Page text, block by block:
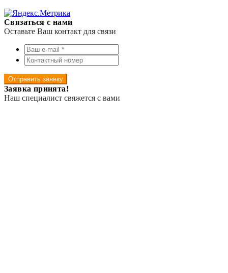
Связаться с нами
Оставьте Ваш контакт для связи
Отправить заявку
Заявка принята!
Наш специалист свяжется с вами